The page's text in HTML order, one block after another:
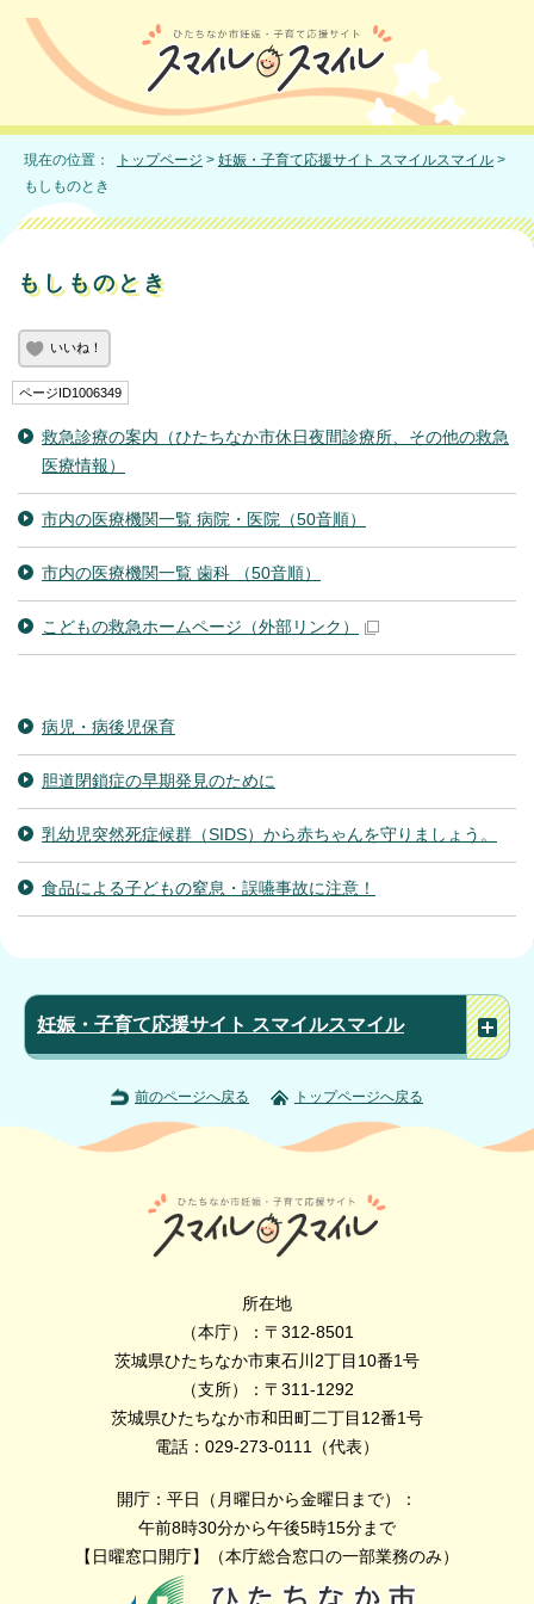
現在の位置： トップページ > 妊娠・子育て応援サイト スマイルスマイル >
もしものとき
もしものとき
いいね！
ページID1006349
救急診療の案内（ひたちなか市休日夜間診療所、その他の救急
医療情報）
市内の医療機関一覧 病院・医院（50音順）
市内の医療機関一覧 歯科 （50音順）
こどもの救急ホームページ （外部リンク）
病児・病後児保育
胆道閉鎖症の早期発見のために
乳幼児突然死症候群（SIDS）から赤ちゃんを守りましょう。
食品による子どもの窒息・誤嚥事故に注意！
妊娠・子育て応援サイト スマイルスマイル
前のページへ戻る トップページへ戻る
所在地
（本庁）：〒312-8501
茨城県ひたちなか市東石川2丁目10番1号
（支所）：〒311-1292
茨城県ひたちなか市和田町二丁目12番1号
電話：029-273-0111（代表）
開庁：平日（月曜日から金曜日まで）：
午前8時30分から午後5時15分まで
【日曜窓口開庁】（本庁総合窓口の一部業務のみ）